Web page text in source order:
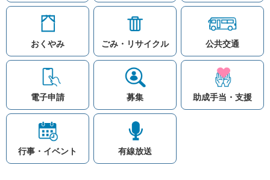
知りたい情報を検索
注目ワード
公共交通
入札
高齢者福祉 補助金
おくやみ ごみ・リサイクル 公共交通
電子申請 募集 助成手当・支援
行事・イベント 有線放送
お問い合わせ
リンク集
このホームページ
著作権と免責事項につ
プライバシーポリシー
© Village Hara